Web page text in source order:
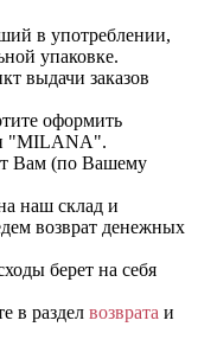
в употреблении,
упаковке.
выдачи заказов
оформить
"MILANA".
Вам (по Вашему
наш склад и
возврат денежных
берет на себя
в раздел возврата и